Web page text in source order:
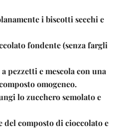
i biscotti secchi e
fondente (senza fargli
pezzetti e mescola con una
omogeneo.
lo zucchero semolato e
composto di cioccolato e